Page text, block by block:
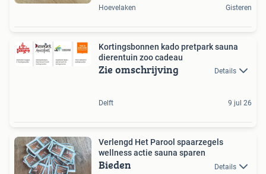
Hoevelaken Gisteren
Kortingsbonnen kado pretpark sauna
dierentuin zoo cadeau
Zie omschrijving Details
Delft 9 jul 26
Verlengd Het Parool spaarzegels
wellness actie sauna sparen
Bieden Details